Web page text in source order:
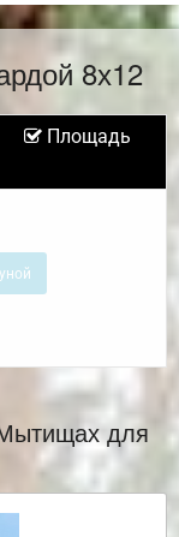
8х12
Площадь
для